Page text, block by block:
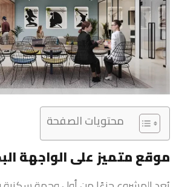
محتويات الصفحة
موقع متميز على الواجهة